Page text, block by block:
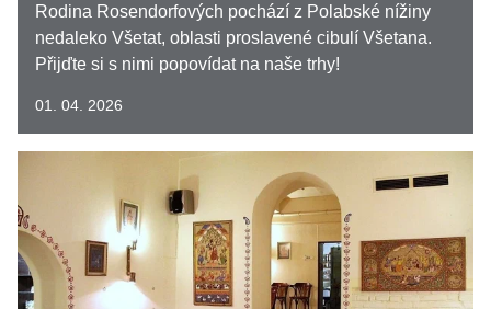
Rodina Rosendorfových pochází z Polabské nížiny
nedaleko Všetat, oblasti proslavené cibulí Všetana.
Přijďte si s nimi popovídat na naše trhy!
01. 04. 2026